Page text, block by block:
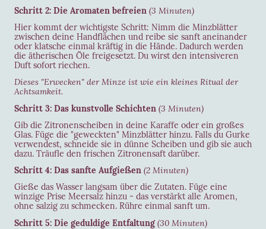
Schritt 2: Die Aromaten befreien (3 Minuten)
Hier kommt der wichtigste Schritt: Nimm die Minzblätter
zwischen deine Handflächen und reibe sie sanft aneinander
oder klatsche einmal kräftig in die Hände. Dadurch werden
die ätherischen Öle freigesetzt. Du wirst den intensiveren
Duft sofort riechen.
Dieses "Erwecken" der Minze ist wie ein kleines Ritual der
Achtsamkeit.
Schritt 3: Das kunstvolle Schichten (3 Minuten)
Gib die Zitronenscheiben in deine Karaffe oder ein großes
Glas. Füge die "geweckten" Minzblätter hinzu. Falls du Gurke
verwendest, schneide sie in dünne Scheiben und gib sie auch
dazu. Träufle den frischen Zitronensaft darüber.
Schritt 4: Das sanfte Aufgießen (2 Minuten)
Gieße das Wasser langsam über die Zutaten. Füge eine
winzige Prise Meersalz hinzu - das verstärkt alle Aromen,
ohne salzig zu schmecken. Rühre einmal sanft um.
Schritt 5: Die geduldige Entfaltung (30 Minuten)